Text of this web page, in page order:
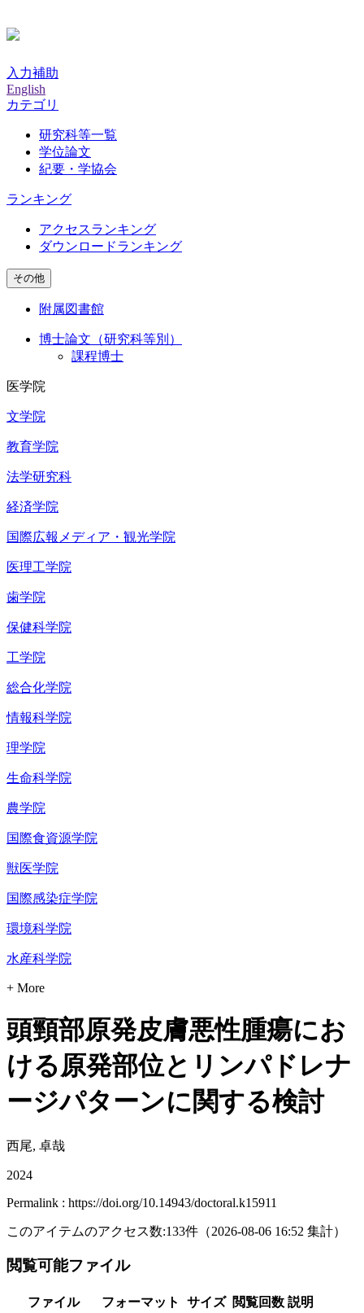
入力補助
English
カテゴリ
研究科等一覧
学位論文
紀要・学協会
ランキング
アクセスランキング
ダウンロードランキング
その他
附属図書館
博士論文（研究科等別）
課程博士
医学院
文学院
教育学院
法学研究科
経済学院
国際広報メディア・観光学院
医理工学院
歯学院
保健科学院
工学院
総合化学院
情報科学院
理学院
生命科学院
農学院
国際食資源学院
獣医学院
国際感染症学院
環境科学院
水産科学院
+ More
頭頸部原発皮膚悪性腫瘍にお
ける原発部位とリンパドレナ
ージパターンに関する検討
西尾, 卓哉
2024
Permalink : https://doi.org/10.14943/doctoral.k15911
このアイテムのアクセス数:133件 （2026-08-06 16:52 集計）
閲覧可能ファイル
ファイル フォーマット サイズ 閲覧回数 説明